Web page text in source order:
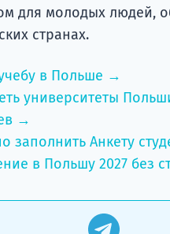
для молодых людей,
странах.
в Польше →
университеты
→
заполнить Анкету
в Польшу 2027 без